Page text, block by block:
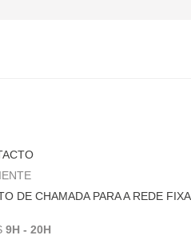
DE CHAMADA PARA A REDE FIXA
9H - 20H